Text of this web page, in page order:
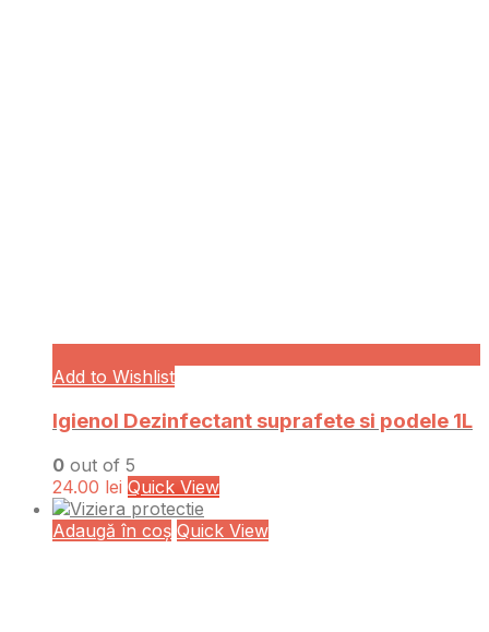
Add to Wishlist
Igienol Dezinfectant suprafete si podele 1L
0 out of 5
24.00 lei Quick View
Adaugă în coș Quick View